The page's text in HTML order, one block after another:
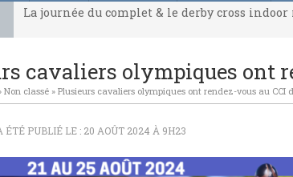
La journée du complet & le derby cross
cavaliers olympiques ont
Non classé » Plusieurs cavaliers olympiques ont rendez-vous au CCI
ÉTÉ PUBLIÉ LE : 20 AOÛT 2024 À 9H23